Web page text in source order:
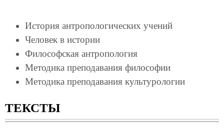
История антропологических учений
Человек в истории
Философская антропология
Методика преподавания философии
Методика преподавания культурологии
ТЕКСТЫ